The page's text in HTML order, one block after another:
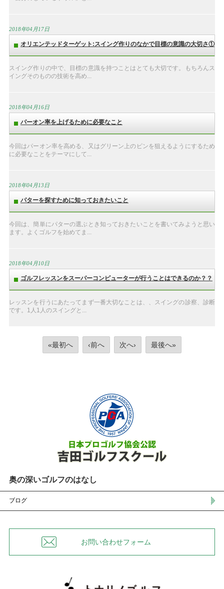
2018年04月17日
オリエンテッドターゲット:スイング作りのなかで目標の意識の大切さ①
スイング作りの中で、目標の意識を持つことはとても大切です。もちろんス
イングそのものの技術を高め...
2018年04月16日
パーオン率を上げるために必要なこと
今回はパーオン率を高める、又はグリーン上のピンを狙えるようにするため
に必要なことをテーマにして...
2018年04月13日
パターを探すために知っておきたいこと
今回は、簡単にパターの選ぶとき知っておきたいことを書いてみようと思い
ます。よくゴルフを始めてま...
2018年04月10日
ゴルフレッスンをスーパーコンピューターが行うことはできるのか？？
レッスンを行うにあたってまず一番大切なことは、、スイングの診察、診断
です。1人1人のスイングと...
«最初へ ‹前へ 次へ› 最後へ»
奥の深いゴルフのはなし
ブログ
お問い合わせフォーム